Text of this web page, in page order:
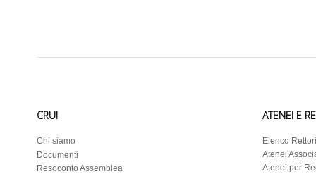
CRUI
Chi siamo
Documenti
Resoconto Assemblea
ATENEI E
Elenco Rettori
Atenei
Atenei per